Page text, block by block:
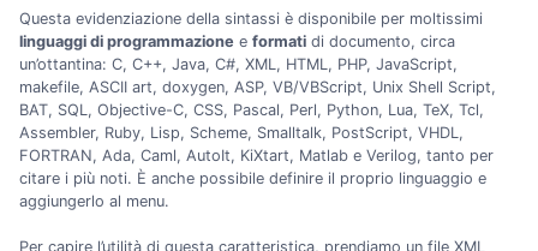
Questa evidenziazione della sintassi è disponibile per moltissimi
linguaggi di programmazione e formati di documento, circa
un’ottantina: C, C++, Java, C#, XML, HTML, PHP, JavaScript,
makefile, ASCII art, doxygen, ASP, VB/VBScript, Unix Shell Script,
BAT, SQL, Objective-C, CSS, Pascal, Perl, Python, Lua, TeX, Tcl,
Assembler, Ruby, Lisp, Scheme, Smalltalk, PostScript, VHDL,
FORTRAN, Ada, Caml, AutoIt, KiXtart, Matlab e Verilog, tanto per
citare i più noti. È anche possibile definire il proprio linguaggio e
aggiungerlo al menu.
Per capire l’utilità di questa caratteristica, prendiamo un file XML